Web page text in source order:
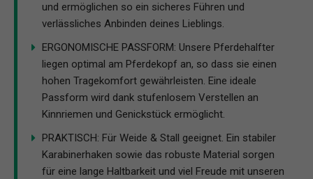
und ermöglichen so ein sicheres Führen und
verlässliches Anbinden deines Lieblings.
ERGONOMISCHE PASSFORM: Unsere Pferdehalfter
liegen optimal am Pferdekopf an, so dass sie einen
hohen Tragekomfort gewährleisten. Eine ideale
Passform wird dank stufenlosem Verstellen an
Kinnriemen und Genickstück ermöglicht.
PRAKTISCH: Für Weide & Stall geeignet. Ein stabiler
Karabinerhaken sowie das robuste Material sorgen
für eine lange Haltbarkeit und viel Freude mit unseren